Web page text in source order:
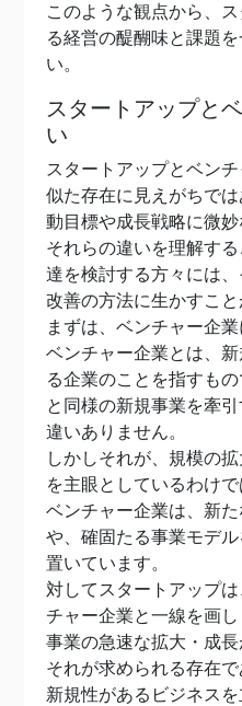
このような観点から、
る経営の醍醐味と課題
い。
スタートアップと
い
スタートアップとベン
似た存在に見えがちで
動目標や成長戦略に微妙
それらの違いを理解す
達を検討する方々には
改善の方法に生かすこと
まずは、ベンチャー企業
ベンチャー企業とは、
る企業のことを指すも
と同様の新規事業を牽
違いありません。
しかしそれが、規模の
を主眼としているわけで
ベンチャー企業は、新
や、確固たる事業モデ
置いています。
対してスタートアップ
チャー企業と一線を画し
事業の急速な拡大・成長
それが求められる存在で
新規性があるビジネス